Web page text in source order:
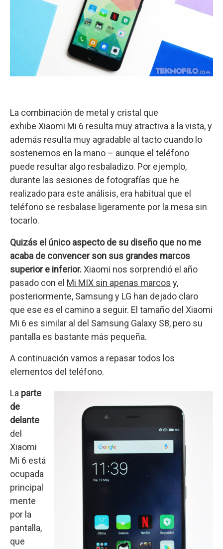
La combinación de metal y cristal que
exhibe Xiaomi Mi 6 resulta muy atractiva a la vista, y
además resulta muy agradable al tacto cuando lo
sostenemos en la mano – aunque el teléfono
puede resultar algo resbaladizo. Por ejemplo,
durante las sesiones de fotografías que he
realizado para este análisis, era habitual que el
teléfono se resbalase ligeramente por la mesa sin
tocarlo.
Quizás el único aspecto de su diseño que no me
acaba de convencer son sus grandes marcos
superior e inferior.Xiaomi nos sorprendió el año
pasado con el Mi MIX sin apenas marcos y,
posteriormente, Samsung y LG han dejado claro
que ese es el camino a seguir. El tamaño del Xiaomi
Mi 6 es similar al del Samsung Galaxy S8, pero su
pantalla es bastante más pequeña.
A continuación vamos a repasar todos los
elementos del teléfono.
La parte
de
delante
del
Xiaomi
Mi 6 está
ocupada
principal
mente
por la
pantalla,
que